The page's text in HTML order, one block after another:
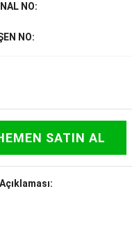
NO:
NO:
SATIN AL